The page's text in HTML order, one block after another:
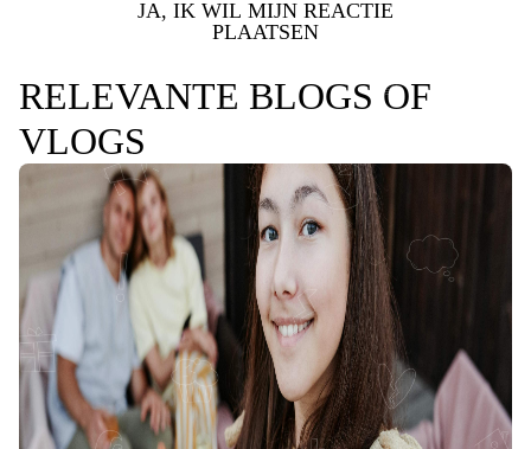
JA, IK WIL MIJN REACTIE
PLAATSEN
RELEVANTE BLOGS OF
VLOGS